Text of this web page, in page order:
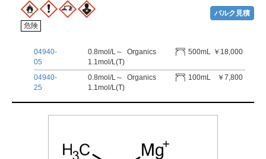
危険
バルク見積
04940-
05
0.8mol/L～
1.1mol/L(T)
Organics 500mL ￥18,000
04940-
25
0.8mol/L～
1.1mol/L(T)
Organics 100mL ￥7,800